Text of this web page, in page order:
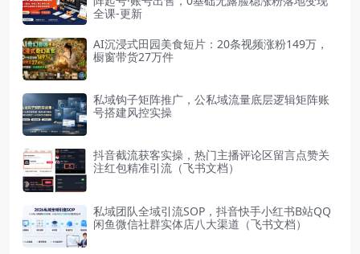
全课-更新
AI沉浸式田园美食短片：20条视频涨粉149万，
橱窗带货27万件
私域钩子矩阵推广，公私域流量底层逻辑矩阵账
号搭建风控实操
抖音截流获客实操，热门主播评论区留言点赞关
注红包精准引流（飞书文档）
私域团队全域引流SOP，抖音快手小红书B站QQ
闲鱼微信社群实体店八大渠道（飞书文档）